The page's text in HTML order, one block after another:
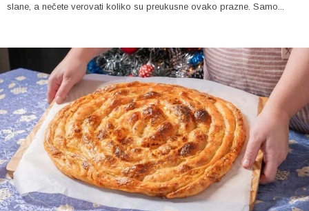
slane, a nečete verovati koliko su preukusne ovako prazne. Samo...